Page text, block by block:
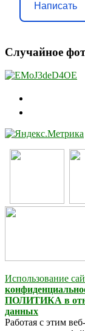
Написать
Случайное
Использование
ПОЛИТИКА в
данных
Работая с этим